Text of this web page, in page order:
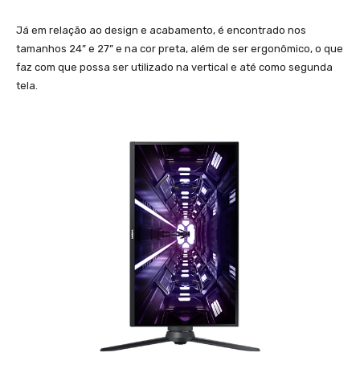
Já em relação ao design e acabamento, é encontrado nos
tamanhos 24” e 27” e na cor preta, além de ser ergonômico, o que
faz com que possa ser utilizado na vertical e até como segunda
tela.